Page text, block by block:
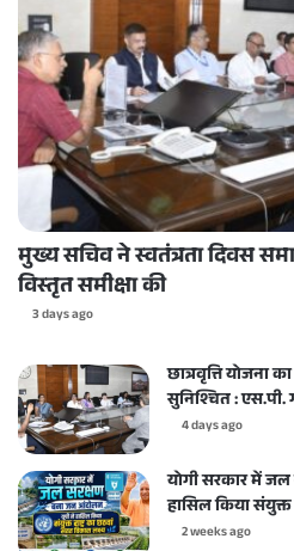
मुख्य सचिव ने स्वतंत्रता दिवस
विस्तृत समीक्षा की
3 days ago
छात्रवृत्ति योजना
सुनिश्चित : एस.पी.
4 days ago
योगी सरकार में
हासिल किया
2 weeks ago